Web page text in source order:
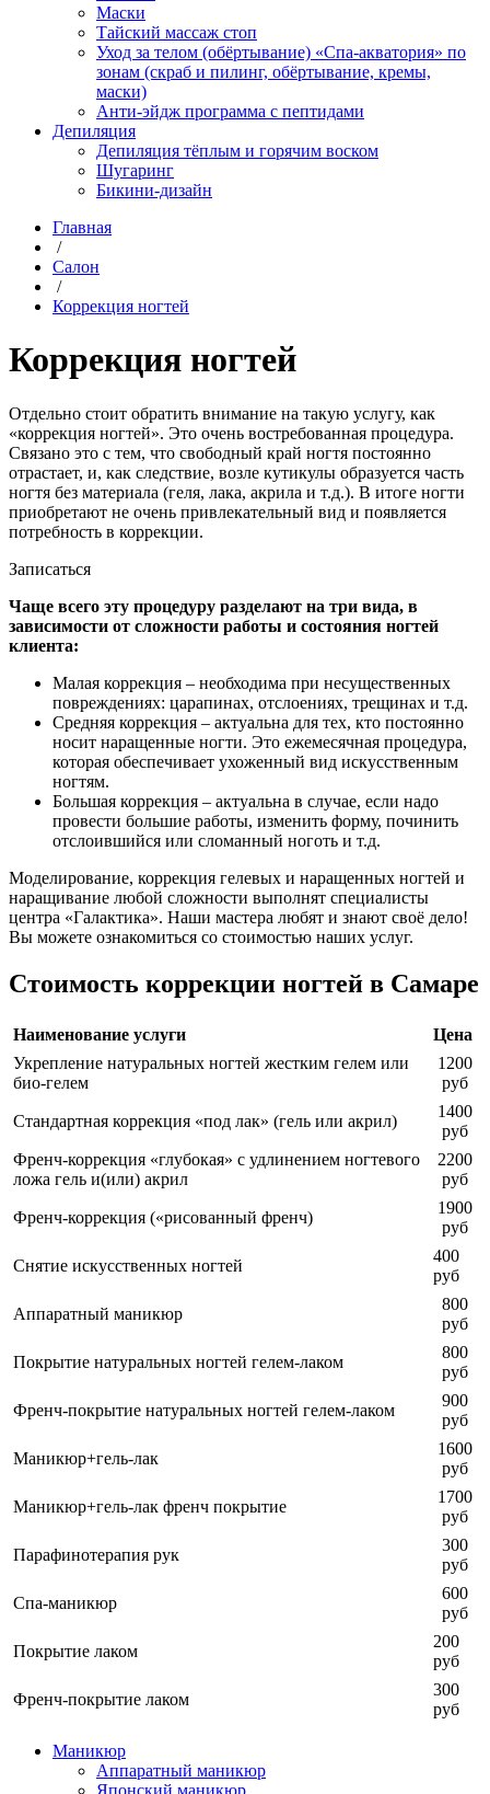
Маски
Тайский массаж стоп
Уход за телом (обёртывание) «Спа-акватория» по
зонам (скраб и пилинг, обёртывание, кремы,
маски)
Анти-эйдж программа с пептидами
Депиляция
Депиляция тёплым и горячим воском
Шугаринг
Бикини-дизайн
Главная
/
Салон
/
Коррекция ногтей
Коррекция ногтей
Отдельно стоит обратить внимание на такую услугу, как
«коррекция ногтей». Это очень востребованная процедура.
Связано это с тем, что свободный край ногтя постоянно
отрастает, и, как следствие, возле кутикулы образуется часть
ногтя без материала (геля, лака, акрила и т.д.). В итоге ногти
приобретают не очень привлекательный вид и появляется
потребность в коррекции.
Записаться
Чаще всего эту процедуру разделают на три вида, в
зависимости от сложности работы и состояния ногтей
клиента:
Малая коррекция – необходима при несущественных
повреждениях: царапинах, отслоениях, трещинах и т.д.
Средняя коррекция – актуальна для тех, кто постоянно
носит наращенные ногти. Это ежемесячная процедура,
которая обеспечивает ухоженный вид искусственным
ногтям.
Большая коррекция – актуальна в случае, если надо
провести большие работы, изменить форму, починить
отслоившийся или сломанный ноготь и т.д.
Моделирование, коррекция гелевых и наращенных ногтей и
наращивание любой сложности выполнят специалисты
центра «Галактика». Наши мастера любят и знают своё дело!
Вы можете ознакомиться со стоимостью наших услуг.
Стоимость коррекции ногтей в Самаре
Наименование услуги
Цена
Укрепление натуральных ногтей жестким гелем или
био-гелем
1200
руб
Стандартная коррекция «под лак» (гель или акрил)
1400
руб
Френч-коррекция «глубокая» с удлинением ногтевого
ложа гель и(или) акрил
2200
руб
Френч-коррекция («рисованный френч)
1900
руб
Снятие искусственных ногтей
400
руб
Аппаратный маникюр
800
руб
Покрытие натуральных ногтей гелем-лаком
800
руб
Френч-покрытие натуральных ногтей гелем-лаком
900
руб
Маникюр+гель-лак
1600
руб
Маникюр+гель-лак френч покрытие
1700
руб
Парафинотерапия рук
300
руб
Спа-маникюр
600
руб
Покрытие лаком
200
руб
Френч-покрытие лаком
300
руб
Маникюр
Аппаратный маникюр
Японский маникюр